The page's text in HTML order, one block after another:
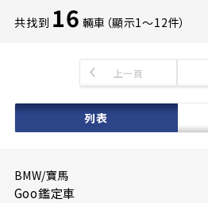
共找到 16 輛車（顯示1〜12件）
上一頁
列表
BMW/寶馬
Goo鑑定車